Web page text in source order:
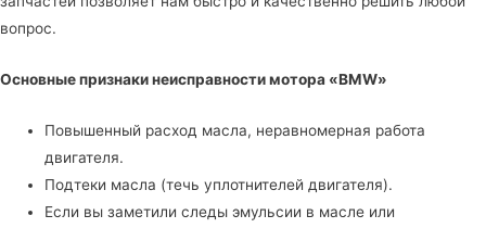
вопрос.
Основные признаки неисправности мотора «BMW»
Повышенный расход масла, неравномерная работа
двигателя.
Подтеки масла (течь уплотнителей двигателя).
Если вы заметили следы эмульсии в масле или